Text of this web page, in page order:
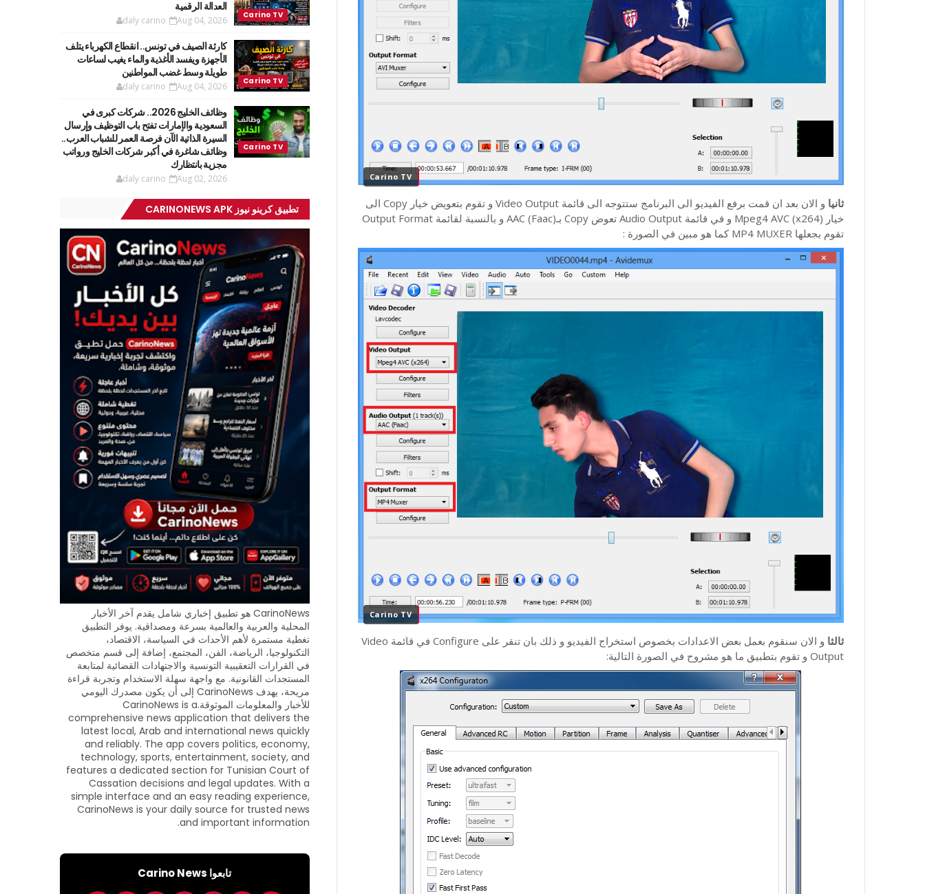
Carino TV
ثانيا
و الان بعد ان قمت برفع الفيديو الى البرنامج ستتوجه الى قائمة Video Output و تقوم بتعويض خيار Copy الى
خيار Mpeg4 AVC (x264) و في قائمة Audio Output تعوض Copy بـ(AAC (Faac و بالنسبة لقائمة Output Format
تقوم بجعلها MP4 MUXER كما هو مبين في الصورة :
Carino TV
ثالثا
و الان سنقوم بعمل بعض الاعدادات بخصوص استخراج الفيديو و ذلك بان تنقر على Configure في قائمة Video
Output و تقوم بتطبيق ما هو مشروح في الصورة التالية:
العدالة الرقمية
daly carino Aug 04, 2026
كارثة الصيف في تونس.. انقطاع الكهرباء يتلف
الأجهزة ويفسد الأغذية والماء يغيب لساعات
طويلة وسط غضب المواطنين
daly carino Aug 04, 2026
وظائف الخليج 2026.. شركات كبرى في
السعودية والإمارات تفتح باب التوظيف وإرسال
السيرة الذاتية الآن فرصة العمر للشباب العرب..
وظائف شاغرة في أكبر شركات الخليج ورواتب
مجزية بانتظارك
daly carino Aug 02, 2026
تطبيق كرينو نيوز CARINONEWS APK
CarinoNews هو تطبيق إخباري شامل يقدم آخر الأخبار
المحلية والعربية والعالمية بسرعة ومصداقية. يوفر التطبيق
تغطية مستمرة لأهم الأحداث في السياسة، الاقتصاد،
التكنولوجيا، الرياضة، الفن، المجتمع، إضافة إلى قسم متخصص
في القرارات التعقيبية التونسية والاجتهادات القضائية لمتابعة
المستجدات القانونية. مع واجهة سهلة الاستخدام وتجربة قراءة
مريحة، يهدف CarinoNews إلى أن يكون مصدرك اليومي
للأخبار والمعلومات الموثوقة.CarinoNews is a
comprehensive news application that delivers the
latest local, Arab and international news quickly
and reliably. The app covers politics, economy,
technology, sports, entertainment, society, and
features a dedicated section for Tunisian Court of
Cassation decisions and legal updates. With a
simple interface and an easy reading experience,
CarinoNews is your daily source for trusted news
and important information.
تابعوا Carino News